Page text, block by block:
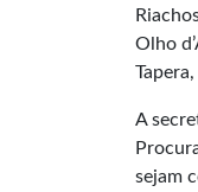
Olho
A
sejam